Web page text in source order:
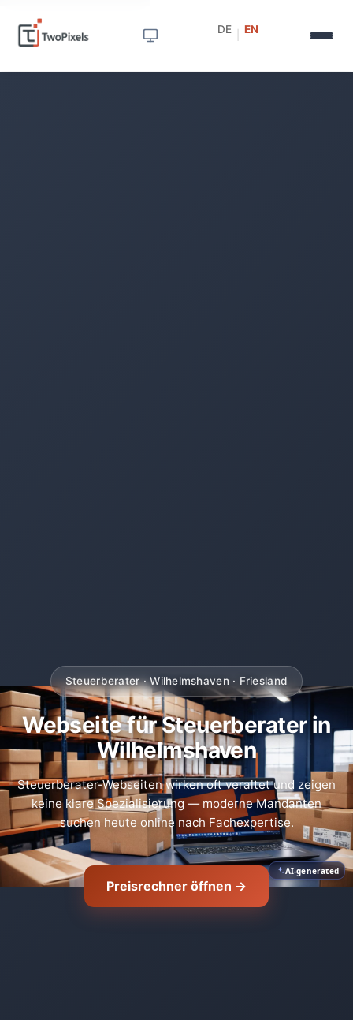
DE EN
AI-generated
Steuerberater · Wilhelmshaven · Friesland
Webseite für Steuerberater in
Wilhelmshaven
Steuerberater-Webseiten wirken oft veraltet und zeigen
keine klare Spezialisierung — moderne Mandanten
suchen heute online nach Fachexpertise.
Preisrechner öffnen →